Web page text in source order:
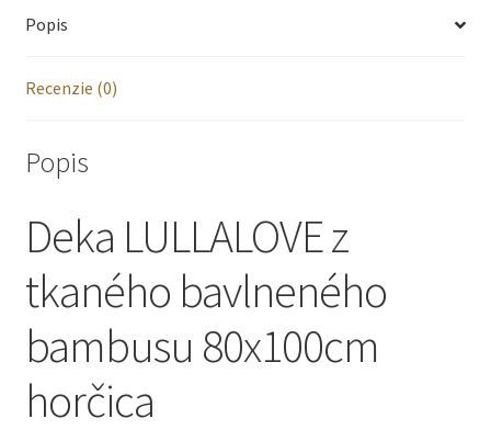
Popis
Recenzie (0)
Popis
Deka LULLALOVE z
tkaného bavlneného
bambusu 80x100cm
horčica